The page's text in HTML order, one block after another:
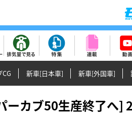
新車[日本車] 新車[外国車]
カブ50生産終了へ]